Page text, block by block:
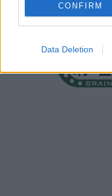
CONFIRM
Data Deletion